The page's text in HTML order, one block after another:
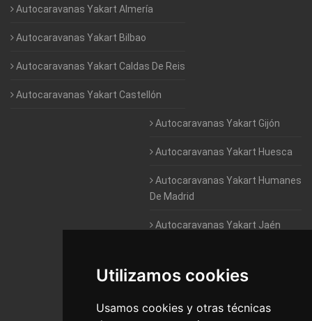
Utilizamos cookies
Usamos cookies y otras técnicas
Autocaravanas Yakart Almería
Autocaravanas Yakart Bilbao
Autocaravanas Yakart Caldas De Reis
Autocaravanas Yakart Castellón
Autocaravanas Yakart Gijón
Autocaravanas Yakart Huesca
Autocaravanas Yakart Humanes
De Madrid
Autocaravanas Yakart Jaén
Autocaravanas Yakart Valencia
Autocaravanas Yakart Vitoria